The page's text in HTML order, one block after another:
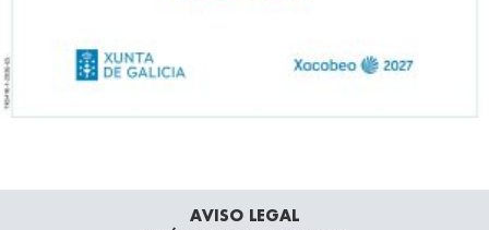
AVISO LEGAL